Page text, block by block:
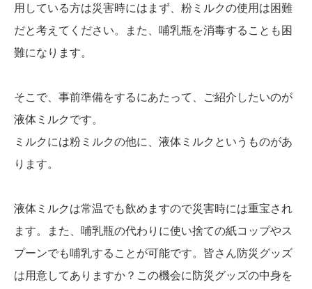
用している方は災害時にはまず、粉ミルクの使用は困難
だと考えてください。また、哺乳瓶を消毒することも困
難になります。
そこで、事前準備をするにあたって、ご紹介したいのが
液体ミルクです。
ミルクには粉ミルクの他に、液体ミルクというものがあ
ります。
液体ミルクは常温でも飲めますので災害時には重宝され
ます。また、哺乳瓶の代わりに使い捨ての紙コップやス
プーンでも哺乳することが可能です。皆さん防災グッズ
は用意してありますか？この機会に防災グッズの中身を